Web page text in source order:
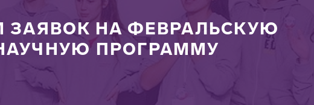
ЗАЯВОК НА ФЕВРАЛЬСКУЮ
ПРОГРАММУ